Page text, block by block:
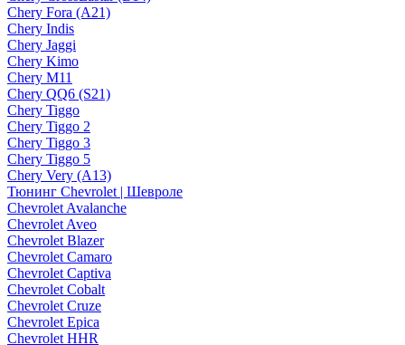
Chery Fora (A21)
Chery Indis
Chery Jaggi
Chery Kimo
Chery M11
Chery QQ6 (S21)
Chery Tiggo
Chery Tiggo 2
Chery Tiggo 3
Chery Tiggo 5
Chery Very (A13)
Тюнинг Chevrolet | Шевроле
Chevrolet Avalanche
Chevrolet Aveo
Chevrolet Blazer
Chevrolet Camaro
Chevrolet Captiva
Chevrolet Cobalt
Chevrolet Cruze
Chevrolet Epica
Chevrolet HHR